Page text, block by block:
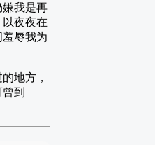
嫌我是再
夜夜在
羞辱我为
的地方，
到